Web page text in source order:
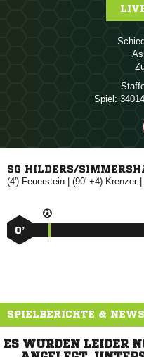
Spiel:
SG HILDERS/
(4')  | (90' +4) |
0’
SPIELBERICHTE & NEWS
ES WURDEN LEIDER